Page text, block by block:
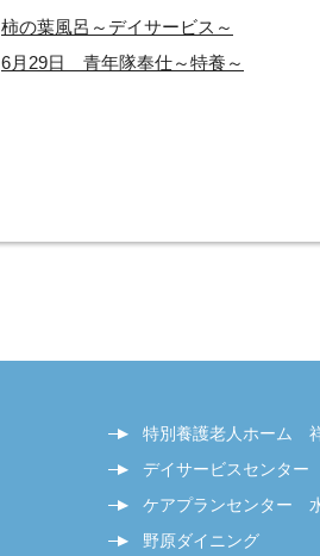
柿の葉風呂～デイサービス～
6月29日 青年隊奉仕～特養～
特別養護老人ホーム
デイサービスセンタ
ケアプランセンター
野原ダイニング